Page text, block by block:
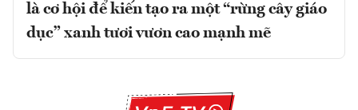
là cơ hội để kiến tạo ra một “rừng cây giáo
dục” xanh tươi vươn cao mạnh mẽ